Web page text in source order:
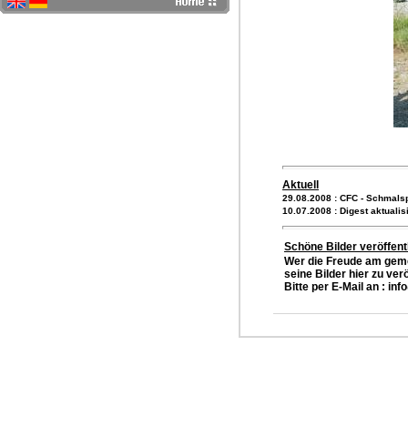
Aktuell
29.08.2008 : CFC -
10.07.2008 : Digest
Schöne Bilder
Wer die Freude am
seine Bilder hier zu
Bitte per E-Mail an :